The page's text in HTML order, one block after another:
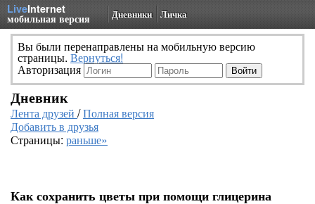
LiveInternet
мобильная версия Дневники Личка
Вы были перенаправлены на мобильную версию
страницы. Вернуться!
Авторизация
Дневник
Лента друзей /Полная версия
Добавить в друзья
Страницы: раньше»
Как сохранить цветы при помощи глицерина